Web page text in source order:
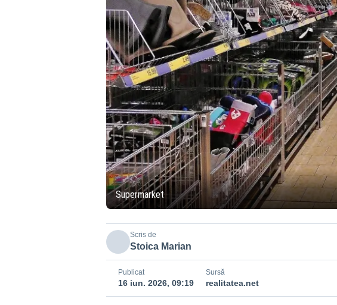
Supermarket
Scris de
Stoica Marian
Publicat
16 iun. 2026, 09:19
Sursă
realitatea.net